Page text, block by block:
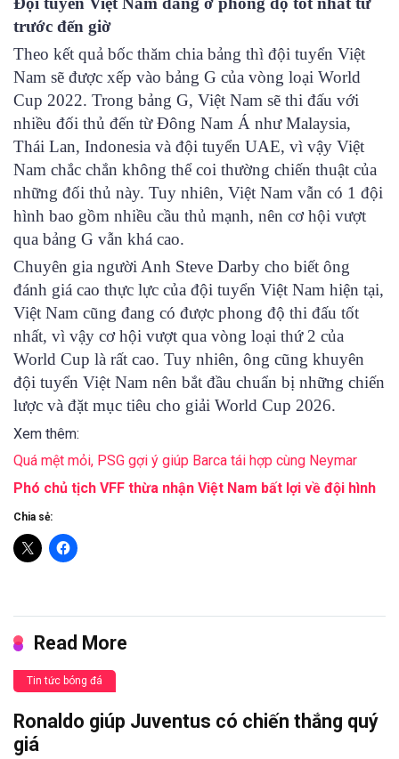
trước đến giờ
Theo kết quả bốc thăm chia bảng thì đội tuyển Việt
Nam sẽ được xếp vào bảng G của vòng loại World
Cup 2022. Trong bảng G, Việt Nam sẽ thi đấu với
nhiều đối thủ đến từ Đông Nam Á như Malaysia,
Thái Lan, Indonesia và đội tuyển UAE, vì vậy Việt
Nam chắc chắn không thể coi thường chiến thuật của
những đối thủ này. Tuy nhiên, Việt Nam vẫn có 1 đội
hình bao gồm nhiều cầu thủ mạnh, nên cơ hội vượt
qua bảng G vẫn khá cao.
Chuyên gia người Anh Steve Darby cho biết ông
đánh giá cao thực lực của đội tuyển Việt Nam hiện tại,
Việt Nam cũng đang có được phong độ thi đấu tốt
nhất, vì vậy cơ hội vượt qua vòng loại thứ 2 của
World Cup là rất cao. Tuy nhiên, ông cũng khuyên
đội tuyển Việt Nam nên bắt đầu chuẩn bị những chiến
lược và đặt mục tiêu cho giải World Cup 2026.
Xem thêm:
Quá mệt mỏi, PSG gợi ý giúp Barca tái hợp cùng Neymar
Phó chủ tịch VFF thừa nhận Việt Nam bất lợi về đội hình
Chia sẻ:
Read More
Tin tức bóng đá
Ronaldo giúp Juventus có chiến thắng quý
giá